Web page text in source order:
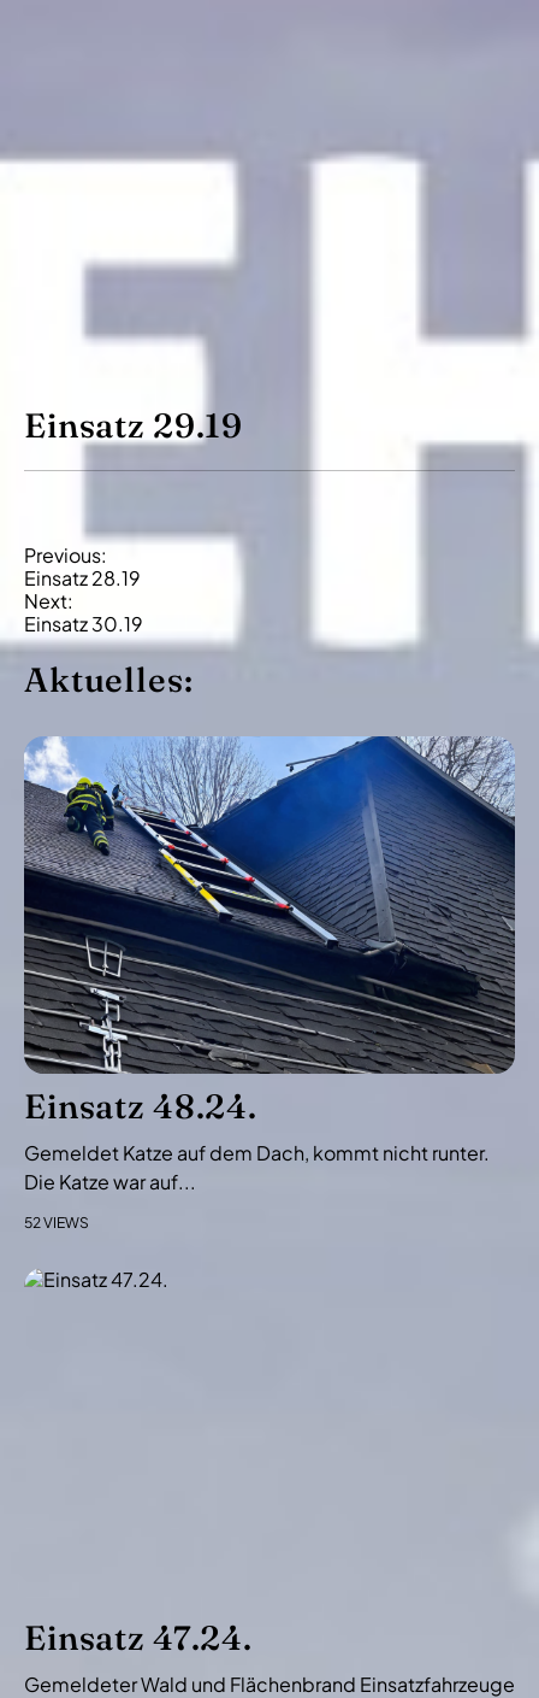
Einsatz 29.19
B
e
i
t
r
g
s
-
N
v
i
g
a
t
i
n
Previous:
Einsatz 28.19
Next:
Einsatz 30.19
Aktuelles:
Einsatz 48.24.
Gemeldet Katze auf dem Dach, kommt nicht runter.
Die Katze war auf...
52 VIEWS
Einsatz 47.24.
Gemeldeter Wald und Flächenbrand Einsatzfahrzeuge